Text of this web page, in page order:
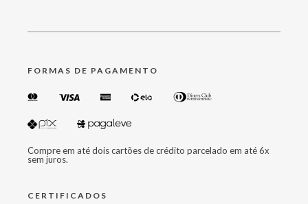
FORMAS DE PAGAMENTO
Compre em até dois cartões de crédito parcelado em até 6x
sem juros.
CERTIFICADOS